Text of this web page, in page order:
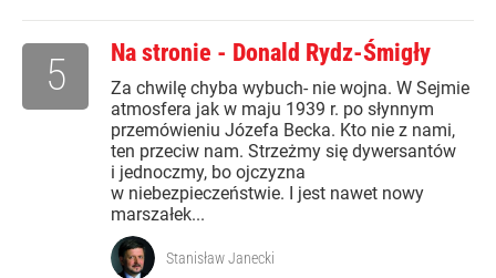
Na stronie - Donald Rydz-Śmigły
Za chwilę chyba wybuch- nie wojna. W Sejmie
atmosfera jak w maju 1939 r. po słynnym
przemówieniu Józefa Becka. Kto nie z nami,
ten przeciw nam. Strzeżmy się dywersantów
i jednoczmy, bo ojczyzna
w niebezpieczeństwie. I jest nawet nowy
marszałek...
5
Stanisław Janecki